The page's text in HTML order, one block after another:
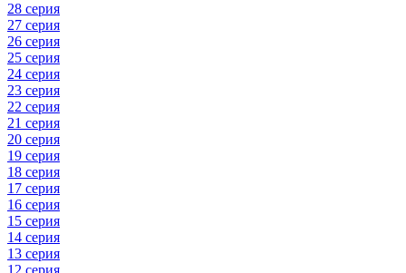
28 серия
27 серия
26 серия
25 серия
24 серия
23 серия
22 серия
21 серия
20 серия
19 серия
18 серия
17 серия
16 серия
15 серия
14 серия
13 серия